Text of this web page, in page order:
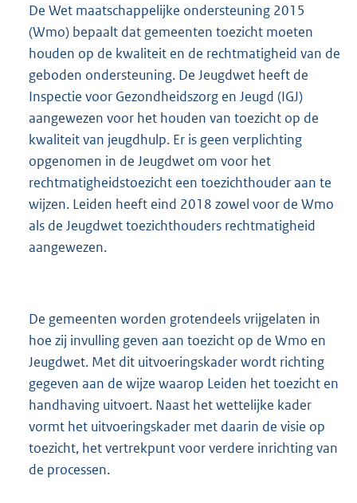
De Wet maatschappelijke ondersteuning 2015
(Wmo) bepaalt dat gemeenten toezicht moeten
houden op de kwaliteit en de rechtmatigheid van de
geboden ondersteuning. De Jeugdwet heeft de
Inspectie voor Gezondheidszorg en Jeugd (IGJ)
aangewezen voor het houden van toezicht op de
kwaliteit van jeugdhulp. Er is geen verplichting
opgenomen in de Jeugdwet om voor het
rechtmatigheidstoezicht een toezichthouder aan te
wijzen. Leiden heeft eind 2018 zowel voor de Wmo
als de Jeugdwet toezichthouders rechtmatigheid
aangewezen.
De gemeenten worden grotendeels vrijgelaten in
hoe zij invulling geven aan toezicht op de Wmo en
Jeugdwet. Met dit uitvoeringskader wordt richting
gegeven aan de wijze waarop Leiden het toezicht en
handhaving uitvoert. Naast het wettelijke kader
vormt het uitvoeringskader met daarin de visie op
toezicht, het vertrekpunt voor verdere inrichting van
de processen.